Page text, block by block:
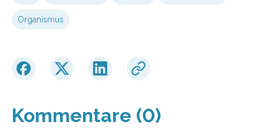
Organismus
Kommentare (0)